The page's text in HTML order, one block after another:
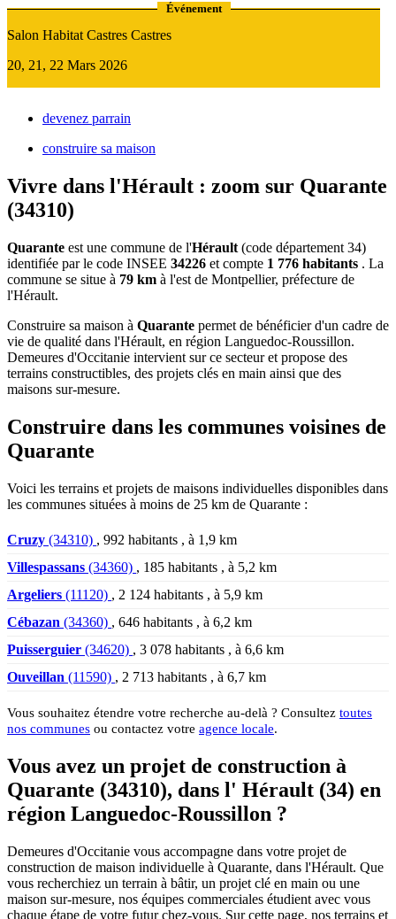
Événement
Salon Habitat Castres Castres
20, 21, 22 Mars 2026
devenez parrain
construire sa maison
Vivre dans l'Hérault : zoom sur Quarante
(34310)
Quarante est une commune de l'Hérault (code département 34)
identifiée par le code INSEE 34226 et compte 1 776 habitants . La
commune se situe à 79 km à l'est de Montpellier, préfecture de
l'Hérault.
Construire sa maison à Quarante permet de bénéficier d'un cadre de
vie de qualité dans l'Hérault, en région Languedoc-Roussillon.
Demeures d'Occitanie intervient sur ce secteur et propose des
terrains constructibles, des projets clés en main ainsi que des
maisons sur-mesure.
Construire dans les communes voisines de
Quarante
Voici les terrains et projets de maisons individuelles disponibles dans
les communes situées à moins de 25 km de Quarante :
Cruzy (34310) , 992 habitants , à 1,9 km
Villespassans (34360) , 185 habitants , à 5,2 km
Argeliers (11120) , 2 124 habitants , à 5,9 km
Cébazan (34360) , 646 habitants , à 6,2 km
Puisserguier (34620) , 3 078 habitants , à 6,6 km
Ouveillan (11590) , 2 713 habitants , à 6,7 km
Vous souhaitez étendre votre recherche au-delà ? Consultez toutes
nos communes ou contactez votre agence locale.
Vous avez un projet de construction à
Quarante (34310), dans l' Hérault (34) en
région Languedoc-Roussillon ?
Demeures d'Occitanie vous accompagne dans votre projet de
construction de maison individuelle à Quarante, dans l'Hérault. Que
vous recherchiez un terrain à bâtir, un projet clé en main ou une
maison sur-mesure, nos équipes commerciales étudient avec vous
chaque étape de votre futur chez-vous. Sur cette page, nos terrains et